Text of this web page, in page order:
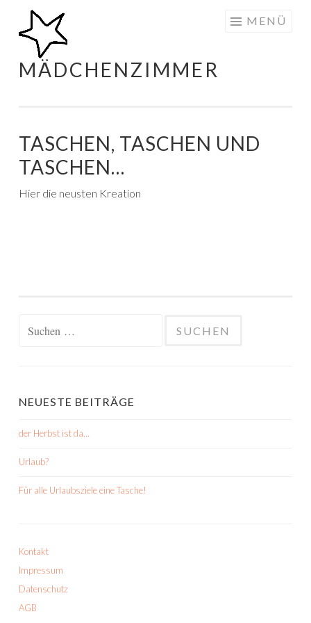
Zum
Inhalt
springen
MÄDCHENZIMMER
MENÜ
TASCHEN, TASCHEN UND
TASCHEN…
Hier die neusten Kreation
NEUESTE BEITRÄGE
der Herbst ist da…
Urlaub?
Für alle Urlaubsziele eine Tasche!
Kontakt
Impressum
Datenschutz
AGB